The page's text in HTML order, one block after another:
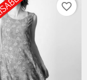
favorite_border